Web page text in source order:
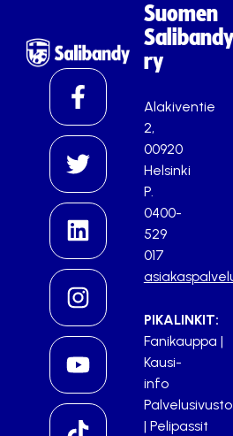
Suomen
ry
Alakiventie
2,
00920
Helsinki
P.
0400-
529
017
PIKALINKIT:
Fanikauppa |
Kausi-
info
Palvelusivusto
| Pelipassit